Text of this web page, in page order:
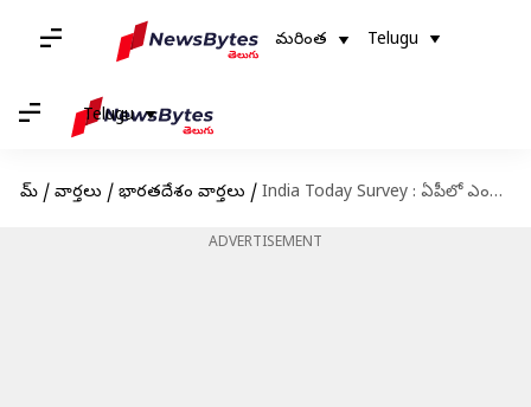
మరింత Telugu
Telugu
హోమ్ / వార్తలు / భారతదేశం వార్తలు / India Today Survey : ఏపీలో ఎంపీ ఎన్నికలలో టీడీపీదే హవా.. మూడ్ ఆఫ్ నేషన్ 2024 అంచనా
ADVERTISEMENT